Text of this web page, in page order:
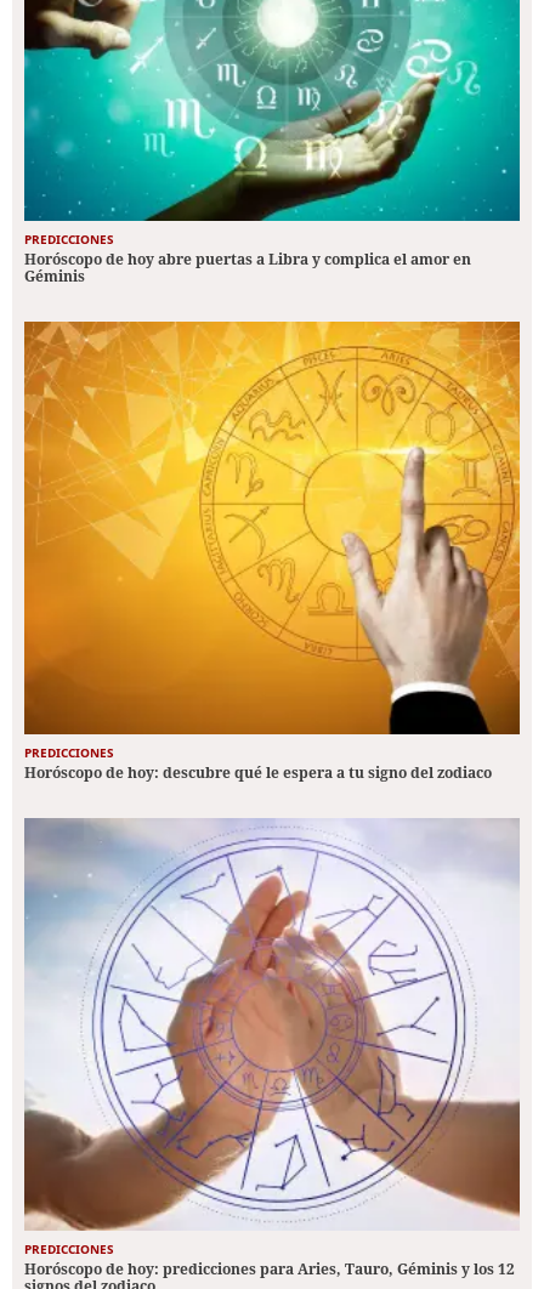
PREDICCIONES
Horóscopo de hoy abre puertas a Libra y complica el amor en
Géminis
PREDICCIONES
Horóscopo de hoy: descubre qué le espera a tu signo del zodiaco
PREDICCIONES
Horóscopo de hoy: predicciones para Aries, Tauro, Géminis y los 12